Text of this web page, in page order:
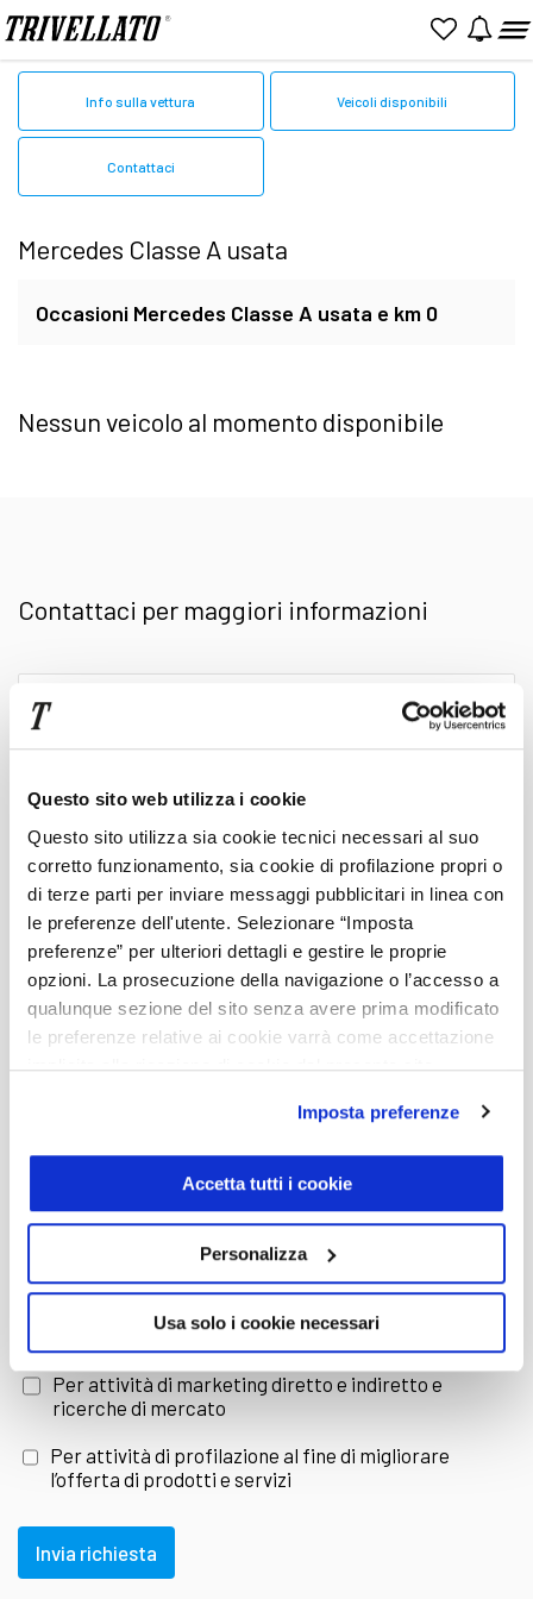
Questo sito web utilizza i cookie
Questo sito utilizza sia cookie tecnici necessari al suo
corretto funzionamento, sia cookie di profilazione propri o
di terze parti per inviare messaggi pubblicitari in linea con
le preferenze dell'utente. Selezionare “Imposta
preferenze” per ulteriori dettagli e gestire le proprie
opzioni. La prosecuzione della navigazione o l’accesso a
qualunque sezione del sito senza avere prima modificato
le preferenze relative ai cookie varrà come accettazione
implicita alla ricezione di cookie dal presente sito.
Imposta preferenze
Accetta tutti i cookie
Personalizza
Usa solo i cookie necessari
Home Mercedes
Info sulla vettura Veicoli disponibili
Contattaci
Mercedes Classe A usata
Occasioni Mercedes Classe A usata e km 0
Trivellato.it e trova laMercedes Classe A
particolare, con foto dettagliatee
panoramiche a 360°, per darti garanzia visiva
sia della carrozzeria che degli interni.
Ti aspettiamo nellenostre concessionarie
finalizzare il tuo acquisto usato, con la
professionalità e qualità che solo Trivellato ti
offre.
Consegniamo la tua Mercedes Classe A usata
Scegli Trivellato e approfitta del servizio
in tutta Italia, isole comprese,
Mercedes Classe A usataverrà recapitata
che desideri, in modo facile, sicuro e senza
perdite di tempo.
Nessun veicolo al momento disponibile
Contattaci per maggiori informazioni
Scrivi
qui
il
messaggio
Cognome
Nome
E-mail
provincia
Dichiaro di aver letto e compreso l'
informativa sulla
Per attività di marketing diretto e indiretto e
ricerche di mercato
Per attività di profilazione al fine di migliorare
l’offerta di prodotti e servizi
Invia richiesta